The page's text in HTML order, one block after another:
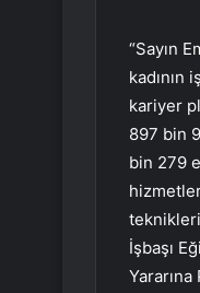
“Sayın
kadının
kariyer
897 bin
bin 279
İşbaşı